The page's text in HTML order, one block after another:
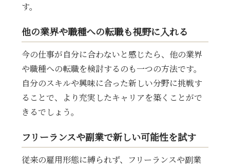
す。
他の業界や職種への転職も視野に入れる
今の仕事が自分に合わないと感じたら、他の業界
や職種への転職を検討するのも一つの方法です。
自分のスキルや興味に合った新しい分野に挑戦す
ることで、より充実したキャリアを築くことがで
きるでしょう。
フリーランスや副業で新しい可能性を試す
従来の雇用形態に縛られず、フリーランスや副業